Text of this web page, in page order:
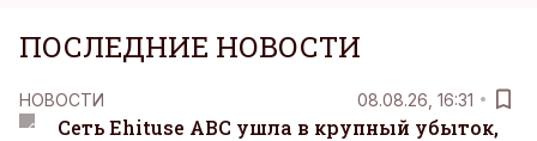
ПОСЛЕДНИЕ НОВОСТИ
НОВОСТИ 08.08.26, 16:31
Сеть Ehituse ABC ушла в крупный убыток,